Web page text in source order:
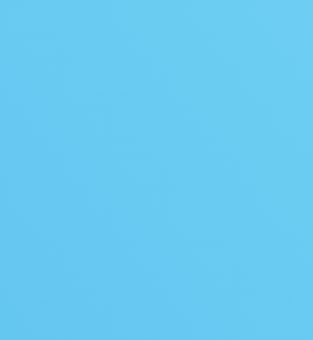
を受ける前の段階で、
者に正しく伝わっていること
効率的に形成しながら、精度の
これが、年間150名という高い
になっています。
す。いずれもデュアルキャリア
というより、確度の高い方を着